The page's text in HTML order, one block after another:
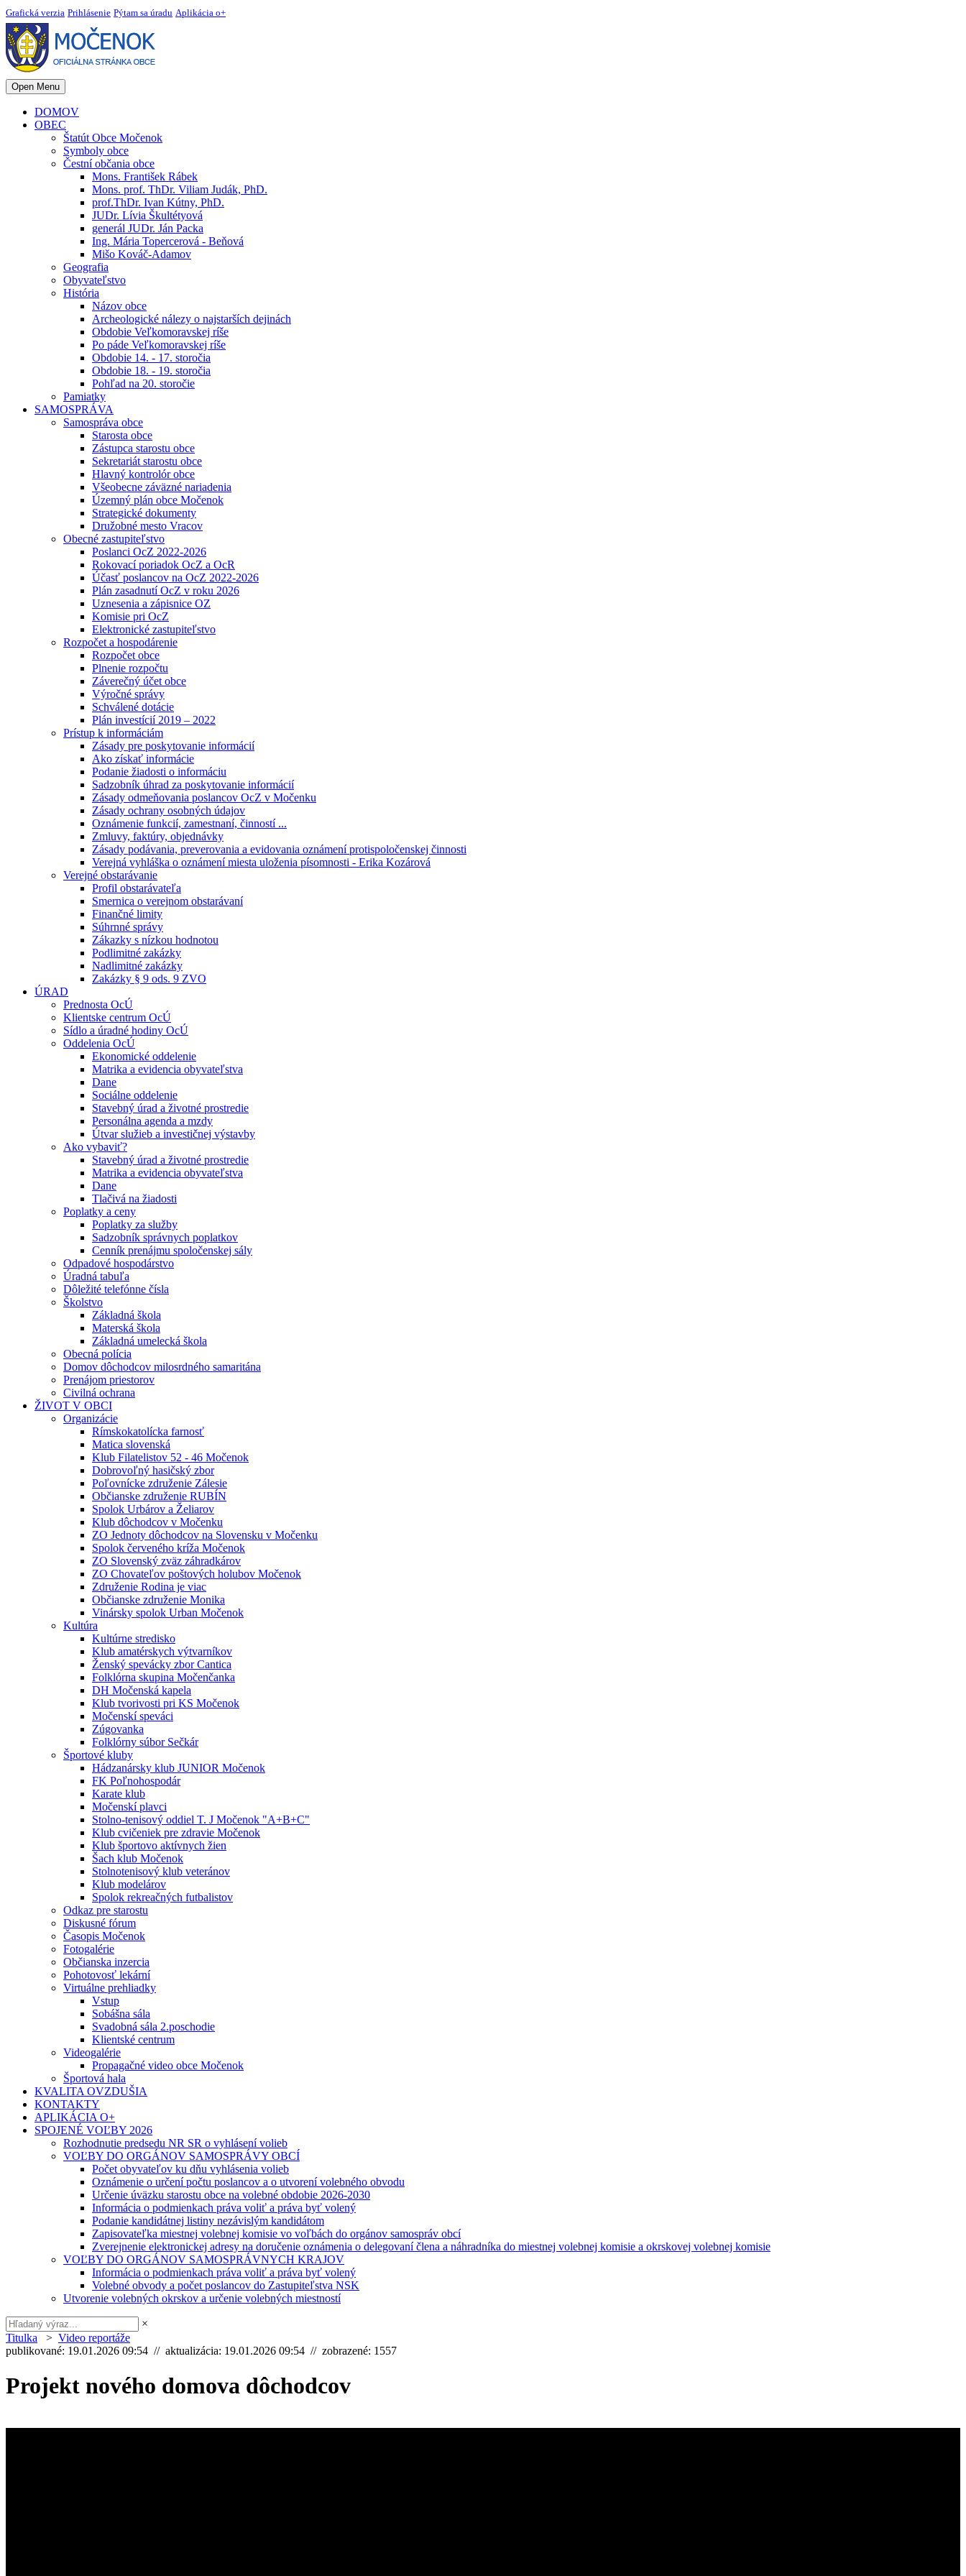
Grafická verzia Prihlásenie Pýtam sa úradu Aplikácia o+
Open Menu
DOMOV
OBEC
Štatút Obce Močenok
Symboly obce
Čestní občania obce
Mons. František Rábek
Mons. prof. ThDr. Viliam Judák, PhD.
prof.ThDr. Ivan Kútny, PhD.
JUDr. Lívia Škultétyová
generál JUDr. Ján Packa
Ing. Mária Topercerová - Beňová
Mišo Kováč-Adamov
Geografia
Obyvateľstvo
História
Názov obce
Archeologické nálezy o najstarších dejinách
Obdobie Veľkomoravskej ríše
Po páde Veľkomoravskej ríše
Obdobie 14. - 17. storočia
Obdobie 18. - 19. storočia
Pohľad na 20. storočie
Pamiatky
SAMOSPRÁVA
Samospráva obce
Starosta obce
Zástupca starostu obce
Sekretariát starostu obce
Hlavný kontrolór obce
Všeobecne záväzné nariadenia
Územný plán obce Močenok
Strategické dokumenty
Družobné mesto Vracov
Obecné zastupiteľstvo
Poslanci OcZ 2022-2026
Rokovací poriadok OcZ a OcR
Účasť poslancov na OcZ 2022-2026
Plán zasadnutí OcZ v roku 2026
Uznesenia a zápisnice OZ
Komisie pri OcZ
Elektronické zastupiteľstvo
Rozpočet a hospodárenie
Rozpočet obce
Plnenie rozpočtu
Záverečný účet obce
Výročné správy
Schválené dotácie
Plán investícií 2019 – 2022
Prístup k informáciám
Zásady pre poskytovanie informácií
Ako získať informácie
Podanie žiadosti o informáciu
Sadzobník úhrad za poskytovanie informácií
Zásady odmeňovania poslancov OcZ v Močenku
Zásady ochrany osobných údajov
Oznámenie funkcií, zamestnaní, činností ...
Zmluvy, faktúry, objednávky
Zásady podávania, preverovania a evidovania oznámení protispoločenskej činnosti
Verejná vyhláška o oznámení miesta uloženia písomnosti - Erika Kozárová
Verejné obstarávanie
Profil obstarávateľa
Smernica o verejnom obstarávaní
Finančné limity
Súhrnné správy
Zákazky s nízkou hodnotou
Podlimitné zakázky
Nadlimitné zakázky
Zakázky § 9 ods. 9 ZVO
ÚRAD
Prednosta OcÚ
Klientske centrum OcÚ
Sídlo a úradné hodiny OcÚ
Oddelenia OcÚ
Ekonomické oddelenie
Matrika a evidencia obyvateľstva
Dane
Sociálne oddelenie
Stavebný úrad a životné prostredie
Personálna agenda a mzdy
Útvar služieb a investičnej výstavby
Ako vybaviť?
Stavebný úrad a životné prostredie
Matrika a evidencia obyvateľstva
Dane
Tlačivá na žiadosti
Poplatky a ceny
Poplatky za služby
Sadzobník správnych poplatkov
Cenník prenájmu spoločenskej sály
Odpadové hospodárstvo
Úradná tabuľa
Dôležité telefónne čísla
Školstvo
Základná škola
Materská škola
Základná umelecká škola
Obecná polícia
Domov dôchodcov milosrdného samaritána
Prenájom priestorov
Civilná ochrana
ŽIVOT V OBCI
Organizácie
Rímskokatolícka farnosť
Matica slovenská
Klub Filatelistov 52 - 46 Močenok
Dobrovoľný hasičský zbor
Poľovnícke združenie Zálesie
Občianske združenie RUBÍN
Spolok Urbárov a Želiarov
Klub dôchodcov v Močenku
ZO Jednoty dôchodcov na Slovensku v Močenku
Spolok červeného kríža Močenok
ZO Slovenský zväz záhradkárov
ZO Chovateľov poštových holubov Močenok
Združenie Rodina je viac
Občianske združenie Monika
Vinársky spolok Urban Močenok
Kultúra
Kultúrne stredisko
Klub amatérskych výtvarníkov
Ženský spevácky zbor Cantica
Folklórna skupina Močenčanka
DH Močenská kapela
Klub tvorivosti pri KS Močenok
Močenskí speváci
Zúgovanka
Folklórny súbor Sečkár
Športové kluby
Hádzanársky klub JUNIOR Močenok
FK Poľnohospodár
Karate klub
Močenskí plavci
Stolno-tenisový oddiel T. J Močenok "A+B+C"
Klub cvičeniek pre zdravie Močenok
Klub športovo aktívnych žien
Šach klub Močenok
Stolnotenisový klub veteránov
Klub modelárov
Spolok rekreačných futbalistov
Odkaz pre starostu
Diskusné fórum
Časopis Močenok
Fotogalérie
Občianska inzercia
Pohotovosť lekární
Virtuálne prehliadky
Vstup
Sobášna sála
Svadobná sála 2.poschodie
Klientské centrum
Videogalérie
Propagačné video obce Močenok
Športová hala
KVALITA OVZDUŠIA
KONTAKTY
APLIKÁCIA O+
SPOJENÉ VOĽBY 2026
Rozhodnutie predsedu NR SR o vyhlásení volieb
VOĽBY DO ORGÁNOV SAMOSPRÁVY OBCÍ
Počet obyvateľov ku dňu vyhlásenia volieb
Oznámenie o určení počtu poslancov a o utvorení volebného obvodu
Určenie úväzku starostu obce na volebné obdobie 2026-2030
Informácia o podmienkach práva voliť a práva byť volený
Podanie kandidátnej listiny nezávislým kandidátom
Zapisovateľka miestnej volebnej komisie vo voľbách do orgánov samospráv obcí
Zverejnenie elektronickej adresy na doručenie oznámenia o delegovaní člena a náhradníka do miestnej volebnej komisie a okrskovej volebnej komisie
VOĽBY DO ORGÁNOV SAMOSPRÁVNYCH KRAJOV
Informácia o podmienkach práva voliť a práva byť volený
Volebné obvody a počet poslancov do Zastupiteľstva NSK
Utvorenie volebných okrskov a určenie volebných miestností
×
Titulka > Video reportáže
publikované: 19.01.2026 09:54 // aktualizácia: 19.01.2026 09:54 // zobrazené: 1557
Projekt nového domova dôchodcov